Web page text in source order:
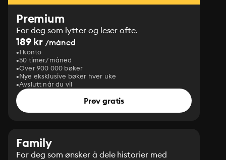
Premium
For deg som lytter og leser ofte.
189 kr /måned
1 konto
50 timer/måned
Over 900 000 bøker
Nye eksklusive bøker hver uke
Avslutt når du vil
Prøv gratis
Family
For deg som ønsker å dele historier med